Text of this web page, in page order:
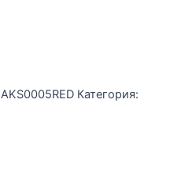
AKS0005RED Категория: